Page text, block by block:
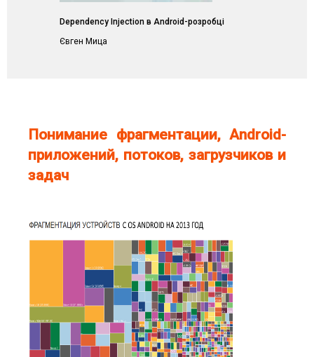
Dependency Injection в Android-розробці
Євген Мица
Понимание фрагментации, Android-
приложений, потоков, загрузчиков и
задач